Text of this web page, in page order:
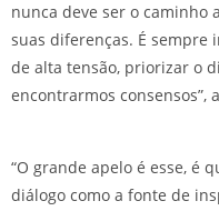
nunca deve ser o caminho
suas diferenças. É sempre
de alta tensão, priorizar o
encontrarmos consensos”,
“O grande apelo é esse, é
diálogo como a fonte de